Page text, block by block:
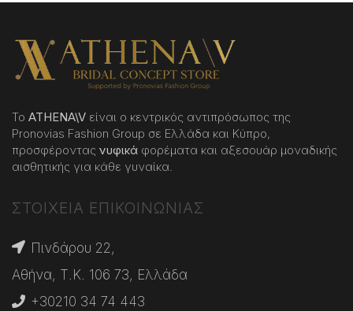
Το ATHENA\V είναι ο κεντρικός αντιπρόσωπος της
Pronovias Fashion Group σε Ελλάδα και Κύπρο,
προσφέροντας νυφικά φορέματα και αξεσουάρ μοναδικής
αισθητικής για κάθε γυναίκα.
ΣΤΟΙΧΕΙΑ ΕΠΙΚΟΙΝΩΝΙΑΣ
Πινδάρου 22,
Αθήνα, Τ.Κ. 106 73, Ελλάδα
+30210 34 74 443